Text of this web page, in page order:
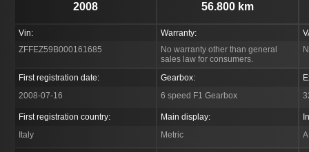
2008 56.800 km
Vin:
ZFFEZ59B000161685
Warranty:
No warranty other than general
sales law for consumers.
First registration date:
2008-07-16
First registration country:
Italy
Gearbox:
6 speed F1 Gearbox
Main display:
Metric